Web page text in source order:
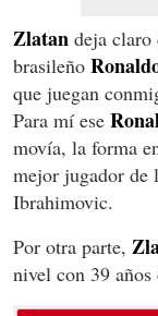
Zlatan deja
brasileño
que juegan
Para mí ese
movía, la forma
mejor jugador de
Ibrahimovic.
Por otra parte,
nivel con 39 años